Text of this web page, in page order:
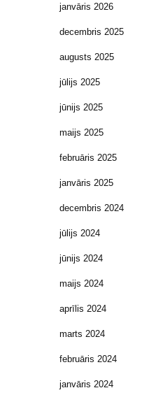
janvāris 2026
decembris 2025
augusts 2025
jūlijs 2025
jūnijs 2025
maijs 2025
februāris 2025
janvāris 2025
decembris 2024
jūlijs 2024
jūnijs 2024
maijs 2024
aprīlis 2024
marts 2024
februāris 2024
janvāris 2024